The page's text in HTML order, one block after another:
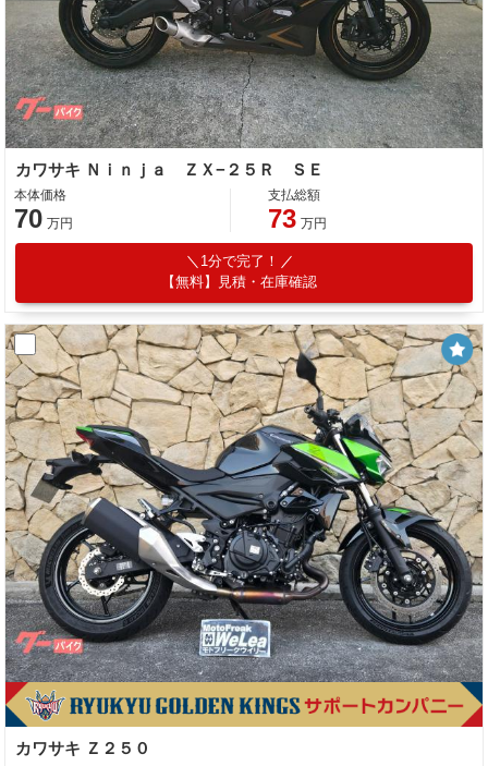
カワサキ Ｎｉｎｊａ ＺＸ−２５Ｒ ＳＥ
本体価格
70 万円
支払総額
73 万円
1分で完了！
【無料】見積・在庫確認
カワサキ Ｚ２５０